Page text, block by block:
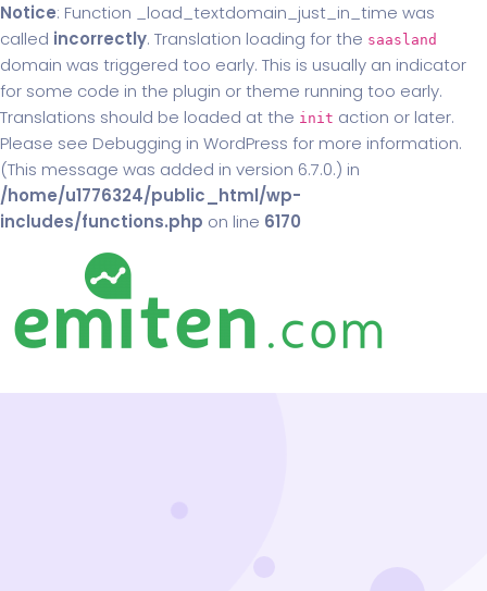
Notice: Function _load_textdomain_just_in_time was
called incorrectly. Translation loading for the saasland
domain was triggered too early. This is usually an indicator
for some code in the plugin or theme running too early.
Translations should be loaded at the init action or later.
Please see Debugging in WordPress for more information.
(This message was added in version 6.7.0.) in
/home/u1776324/public_html/wp-
includes/functions.php on line 6170